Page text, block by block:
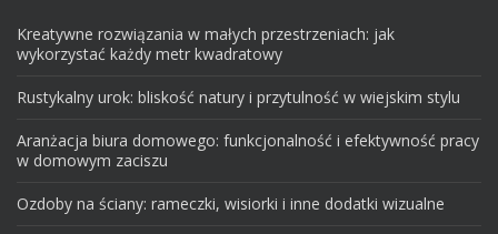
Kreatywne rozwiązania w małych przestrzeniach: jak
wykorzystać każdy metr kwadratowy
Rustykalny urok: bliskość natury i przytulność w wiejskim stylu
Aranżacja biura domowego: funkcjonalność i efektywność pracy
w domowym zaciszu
Ozdoby na ściany: rameczki, wisiorki i inne dodatki wizualne